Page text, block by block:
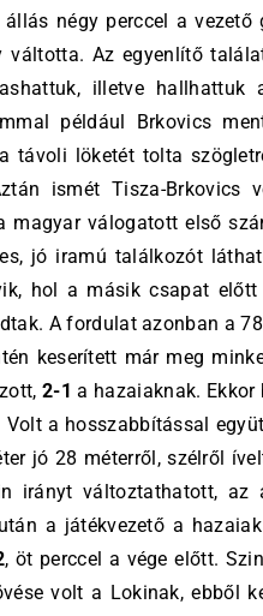
négy perccel a
váltotta. Az egyenlítő
illetve
például Brkovics
távoli löketét tolta
ismét Tisza-
magyar válogatott első
jó iramú találkozót
hol a másik csapat előtt
A fordulat azonban a
keserített már meg
2-1 a hazaiaknak.
a hosszabbítással
jó 28 méterről, szélről
irányt változtathatott,
a játékvezető a
, öt perccel a vége előtt.
volt a Lokinak, ebből